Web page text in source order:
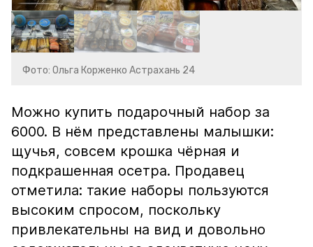
Фото: Ольга Корженко Астрахань 24
Можно купить подарочный набор за
6000. В нём представлены малышки:
щучья, совсем крошка чёрная и
подкрашенная осетра. Продавец
отметила: такие наборы пользуются
высоким спросом, поскольку
привлекательны на вид и довольно